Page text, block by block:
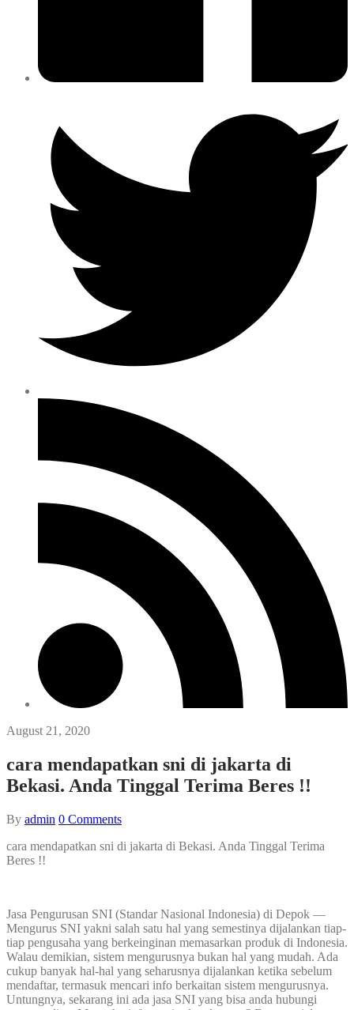
August 21, 2020
cara mendapatkan sni di jakarta di
Bekasi. Anda Tinggal Terima Beres !!
By admin 0 Comments
cara mendapatkan sni di jakarta di Bekasi. Anda Tinggal Terima
Beres !!
Jasa Pengurusan SNI (Standar Nasional Indonesia) di Depok —
Mengurus SNI yakni salah satu hal yang semestinya dijalankan tiap-
tiap pengusaha yang berkeinginan memasarkan produk di Indonesia.
Walau demikian, sistem mengurusnya bukan hal yang mudah. Ada
cukup banyak hal-hal yang seharusnya dijalankan ketika sebelum
mendaftar, termasuk mencari info berkaitan sistem mengurusnya.
Untungnya, sekarang ini ada jasa SNI yang bisa anda hubungi